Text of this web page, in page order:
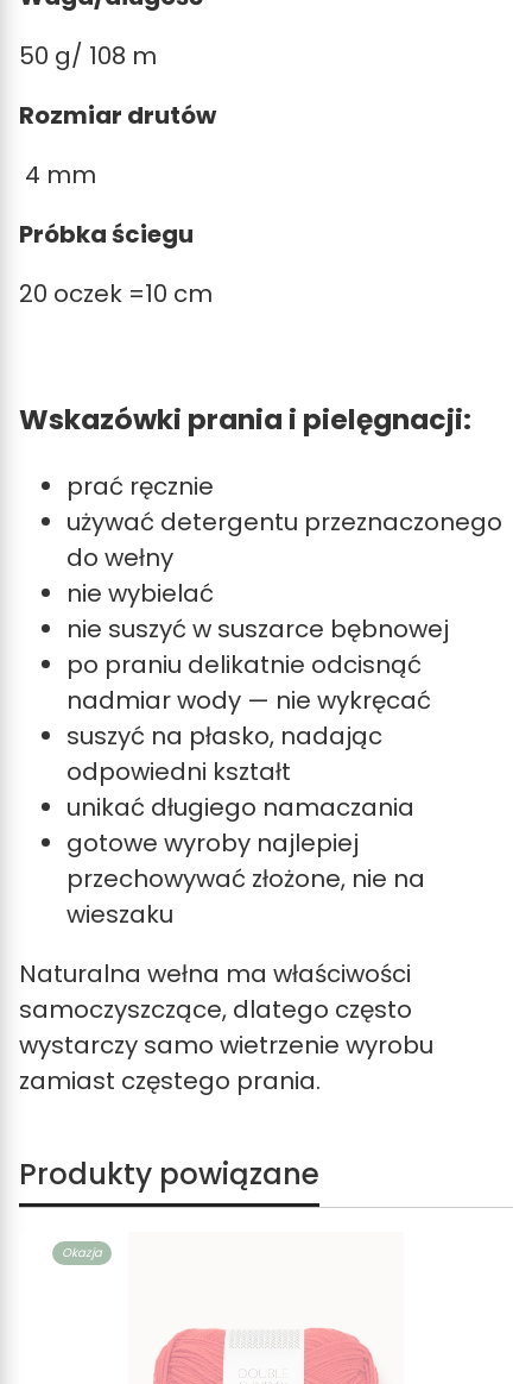
50 g/ 108 m
Rozmiar drutów
4 mm
Próbka ściegu
20 oczek =10 cm
Wskazówki prania i pielęgnacji:
prać ręcznie
używać detergentu przeznaczonego
do wełny
nie wybielać
nie suszyć w suszarce bębnowej
po praniu delikatnie odcisnąć
nadmiar wody — nie wykręcać
suszyć na płasko, nadając
odpowiedni kształt
unikać długiego namaczania
gotowe wyroby najlepiej
przechowywać złożone, nie na
wieszaku
Naturalna wełna ma właściwości
samoczyszczące, dlatego często
wystarczy samo wietrzenie wyrobu
zamiast częstego prania.
Produkty powiązane
Okazja